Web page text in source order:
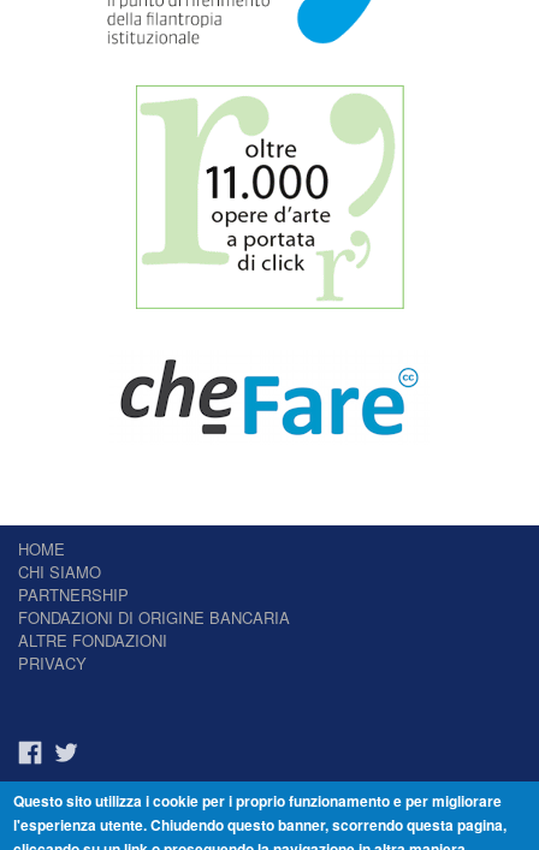
HOME
CHI SIAMO
PARTNERSHIP
FONDAZIONI DI ORIGINE BANCARIA
ALTRE FONDAZIONI
PRIVACY
Il Giornale delle Fondazioni - Periodico telematico
Reg. Tribunale n.7 del 22/07/2014 – ISSN 2421-2466
Questo sito utilizza i cookie per i proprio funzionamento e per migliorare
l'esperienza utente. Chiudendo questo banner, scorrendo questa pagina,